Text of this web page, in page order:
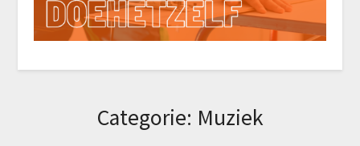
Categorie: Muziek